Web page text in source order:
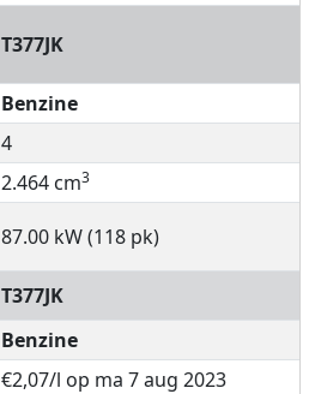
T377JK
Benzine
4
2.464 cm3
87.00 kW (118 pk)
T377JK
Benzine
€2,07/l op ma 7 aug 2023